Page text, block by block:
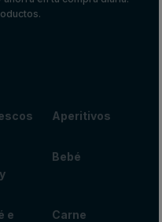
Aperitivos
Bebé
e
Carne